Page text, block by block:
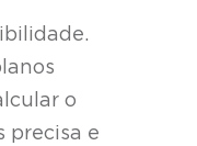
o
precisa e